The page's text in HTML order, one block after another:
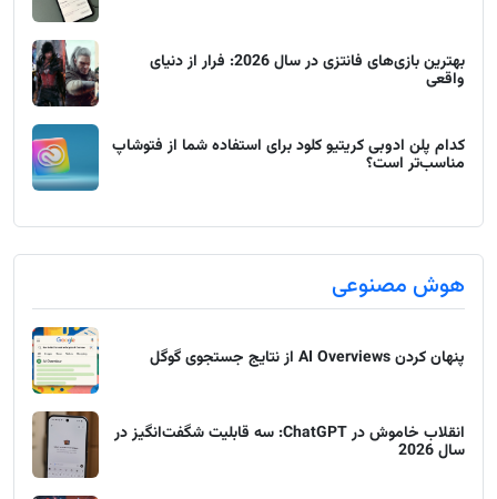
بهترین بازی‌های فانتزی در سال 2026: فرار از دنیای
واقعی
کدام پلن ادوبی کریتیو کلود برای استفاده شما از فتوشاپ
مناسب‌تر است؟
هوش مصنوعی
پنهان کردن AI Overviews از نتایج جستجوی گوگل
انقلاب خاموش در ChatGPT: سه قابلیت شگفت‌انگیز در
سال 2026